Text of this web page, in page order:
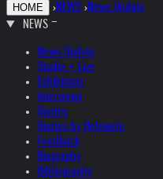
HOME ›NEWS ›News Update
NEWS
News Update
Studio + Live
Exhibitions
Interviews
Quotes
Quotes by Helnwein
Feedback
Biography
Bibliography